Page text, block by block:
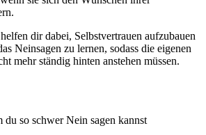
dir dabei, Selbstvertrauen aufzubauen
Neinsagen zu lernen, sodass die eigenen
mehr ständig hinten anstehen müssen.
so schwer Nein sagen kannst